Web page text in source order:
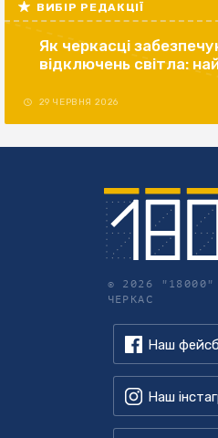
ВИБІР РЕДАКЦІЇ
Як черкасці
відключень світла:
29 ЧЕРВНЯ 2026
© 2026
ЧЕРКАС
Наш
Наш